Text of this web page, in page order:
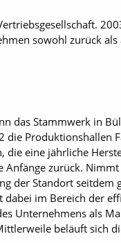
sowohl zurück als
das Stammwerk in
die Produktionshallen
die eine jährliche
Anfänge zurück.
der Standort seitdem
dabei im Bereich der
Unternehmens als
beläuft sich